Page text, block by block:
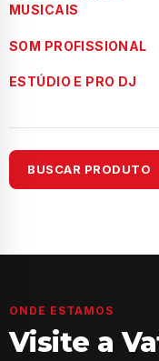
MUSICAIS
SOM PROFISSIONAL
ESTÚDIO E PRO DJ
BUSCAR PRODUTO
ONDE ESTAMOS
Visite a